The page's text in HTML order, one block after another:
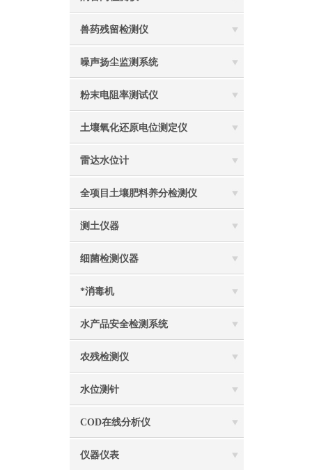
兽药残留检测仪
噪声扬尘监测系统
粉末电阻率测试仪
土壤氧化还原电位测定仪
雷达水位计
全项目土壤肥料养分检测仪
测土仪器
细菌检测仪器
*消毒机
水产品安全检测系统
农残检测仪
水位测针
COD在线分析仪
仪器仪表